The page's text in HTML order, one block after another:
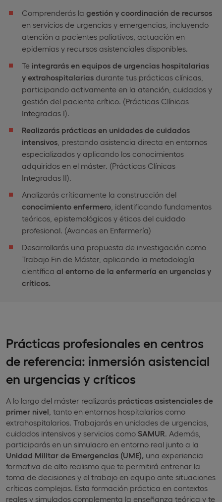
Comprenderás la gestión y coordinación de recursos
en servicios de urgencias y emergencias, incluyendo
atención a pacientes paliativos, actuación en
epidemias y recursos asistenciales disponibles.
Te integrarás en equipos de urgencias hospitalarias
y extrahospitalarias durante tus prácticas clínicas,
participando activamente en la atención, cuidados y
gestión del paciente crítico. (Prácticas Clínicas
Integradas I).
Realizarás prácticas en unidades de cuidados
intensivos , prestando asistencia directa en entornos
especializados y aplicando los conocimientos
adquiridos en el máster. (Prácticas Clínicas
Integradas II).
Analizarás críticamente la construcción del
conocimiento enfermero , identificando fundamentos
teóricos, epistemológicos y éticos del cuidado
profesional. (Avances en Enfermería)
Desarrollarás una propuesta de investigación como
Trabajo Fin de Máster, aplicando la metodología
científica al entorno de la enfermería en urgencias y
críticos.
Prácticas profesionales en centros
de referencia: inmersión asistencial
en urgencias y críticos
A lo largo del máster realizarás prácticas asistenciales de
primer nivel , tanto en entornos hospitalarios como
extrahospitalarios. Trabajarás en unidades de urgencias,
cuidados intensivos y servicios como SAMUR . Además,
participarás en un simulacro en entorno real junto a la
Unidad Militar de Emergencias (UME), una experiencia
formativa de alto realismo que te permitirá entrenar la
toma de decisiones y el trabajo en equipo ante situaciones
críticas complejas. Esta formación práctica en contextos
reales y simulados complementa la enseñanza teórica y te